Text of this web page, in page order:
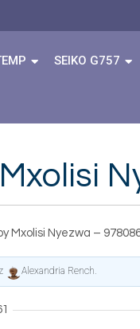
SEIKO G757
Mxolisi Nyezwa –
Alexandria Rench.